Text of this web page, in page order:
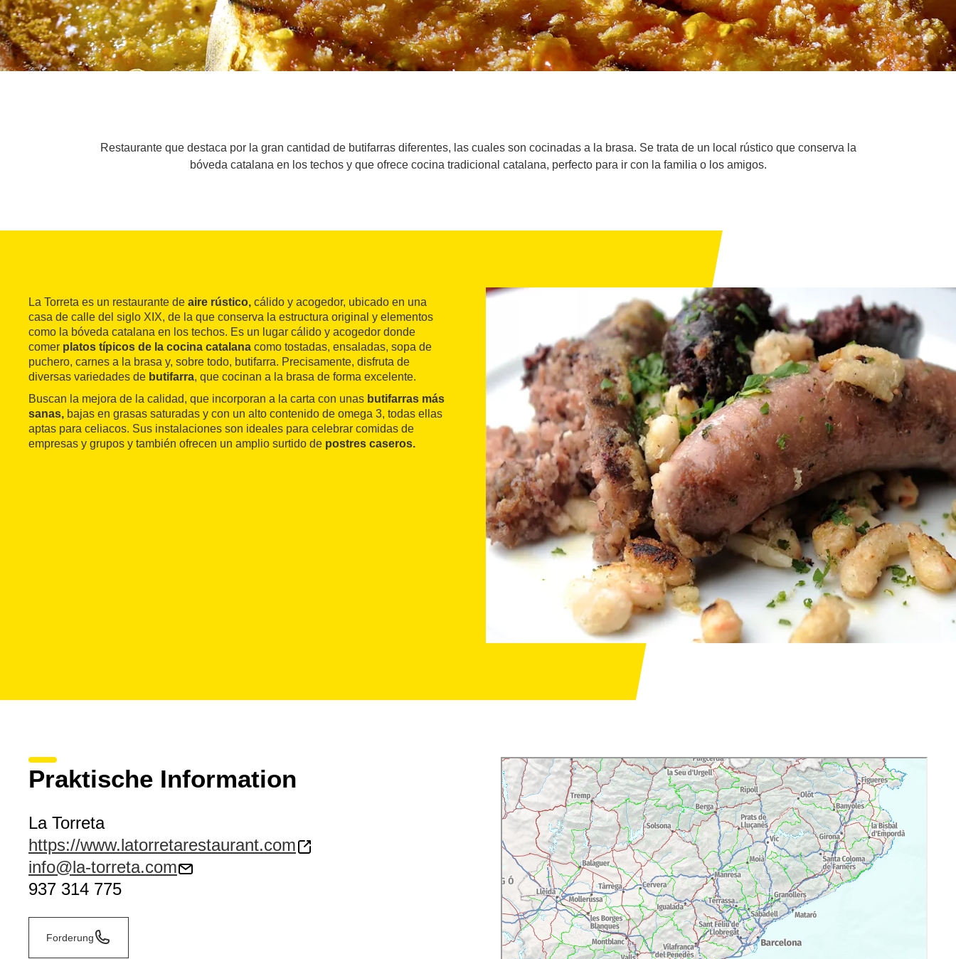
Restaurante que destaca por la gran cantidad de butifarras diferentes, las cuales son cocinadas a la brasa. Se trata de un local rústico que conserva la
bóveda catalana en los techos y que ofrece cocina tradicional catalana, perfecto para ir con la familia o los amigos.
La Torreta es un restaurante de aire rústico, cálido y acogedor, ubicado en una
casa de calle del siglo XIX, de la que conserva la estructura original y elementos
como la bóveda catalana en los techos. Es un lugar cálido y acogedor donde
comer platos típicos de la cocina catalana como tostadas, ensaladas, sopa de
puchero, carnes a la brasa y, sobre todo, butifarra. Precisamente, disfruta de
diversas variedades de butifarra, que cocinan a la brasa de forma excelente.
Buscan la mejora de la calidad, que incorporan a la carta con unas butifarras más
sanas, bajas en grasas saturadas y con un alto contenido de omega 3, todas ellas
aptas para celiacos. Sus instalaciones son ideales para celebrar comidas de
empresas y grupos y también ofrecen un amplio surtido de postres caseros.
Praktische Information
La Torreta
https://www.latorretarestaurant.com
info@la-torreta.com
937 314 775
Forderung